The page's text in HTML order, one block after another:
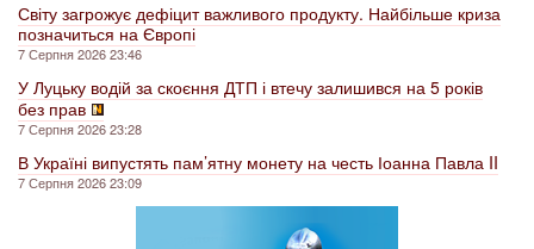
Світу загрожує дефіцит важливого продукту. Найбільше криза
позначиться на Європі
7 Серпня 2026 23:46
У Луцьку водій за скоєння ДТП і втечу залишився на 5 років
без прав
7 Серпня 2026 23:28
В Україні випустять пам’ятну монету на честь Іоанна Павла II
7 Серпня 2026 23:09